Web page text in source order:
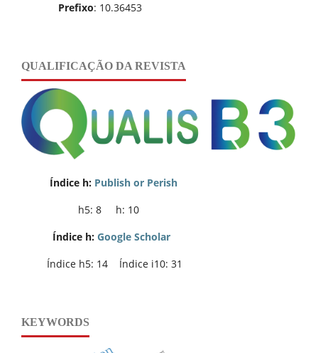
Prefixo: 10.36453
QUALIFICAÇÃO DA REVISTA
Índice h: Publish or Perish
h5: 8 h: 10
Índice h: Google Scholar
Índice h5: 14 Índice i10: 31
KEYWORDS